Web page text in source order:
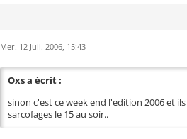
Mer. 12 Juil. 2006, 15:43
Oxs a écrit :
sinon c'est ce week end l'edition 2006 et
sarcofages le 15 au soir..